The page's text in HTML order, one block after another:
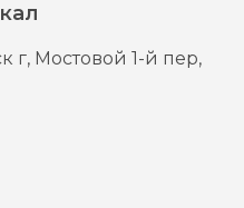
г, Мостовой 1-й пер,